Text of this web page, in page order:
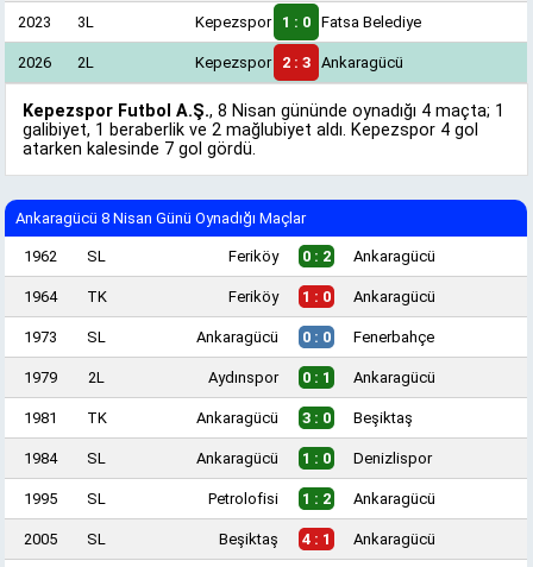
2023 3L Kepezspor 1 : 0 Fatsa Belediye
2026 2L Kepezspor 2 : 3 Ankaragücü
Kepezspor Futbol A.Ş., 8 Nisan gününde oynadığı 4 maçta; 1
galibiyet, 1 beraberlik ve 2 mağlubiyet aldı. Kepezspor 4 gol
atarken kalesinde 7 gol gördü.
Ankaragücü 8 Nisan Günü Oynadığı Maçlar
1962 SL Feriköy 0 : 2 Ankaragücü
1964 TK Feriköy 1 : 0 Ankaragücü
1973 SL Ankaragücü 0 : 0 Fenerbahçe
1979 2L Aydınspor 0 : 1 Ankaragücü
1981 TK Ankaragücü 3 : 0 Beşiktaş
1984 SL Ankaragücü 1 : 0 Denizlispor
1995 SL Petrolofisi 1 : 2 Ankaragücü
2005 SL Beşiktaş 4 : 1 Ankaragücü